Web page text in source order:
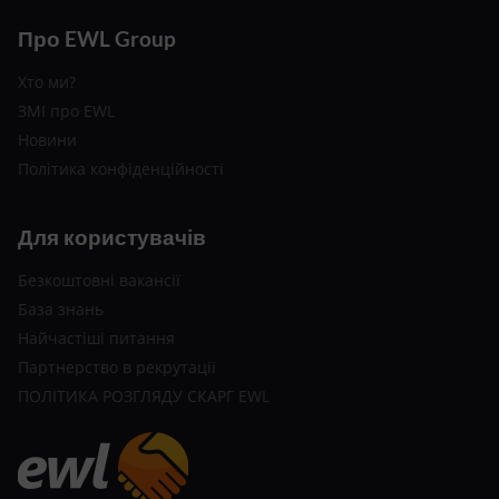
Про EWL Group
Хто ми?
ЗМІ про EWL
Новини
Політика конфіденційності
Для користувачів
Безкоштовні вакансії
База знань
Найчастіші питання
Партнерство в рекрутації
ПОЛІТИКА РОЗГЛЯДУ СКАРГ EWL